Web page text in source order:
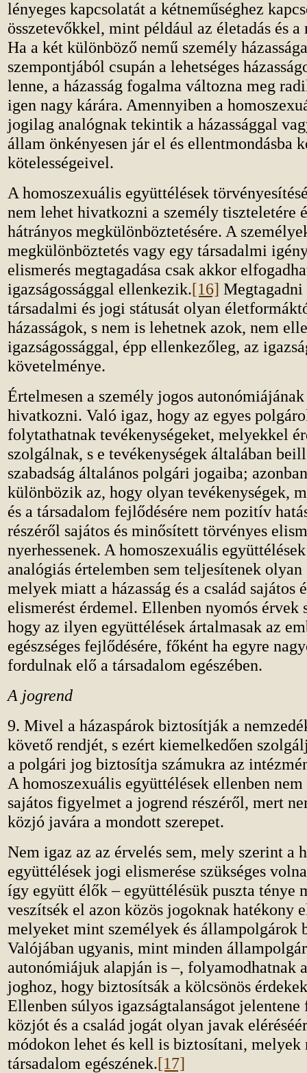
lényeges kapcsolatát a kétneműséghez
összetevőkkel, mint például az életadás és a
Ha a két különböző nemű személy
szempontjából csupán a lehetséges
lenne, a házasság fogalma változna meg
igen nagy kárára. Amennyiben a
jogilag analógnak tekintik a házassággal
állam önkényesen jár el és ellentmondásba
kötelességeivel.
A homoszexuális együttélések
nem lehet hivatkozni a személy tiszteletére
hátrányos megkülönböztetésére. A
megkülönböztetés vagy egy társadalmi
elismerés megtagadása csak akkor
igazságossággal ellenkezik.[16] Megtagadni
társadalmi és jogi státusát olyan
házasságok, s nem is lehetnek azok, nem
igazságossággal, épp ellenkezőleg, az
követelménye.
Értelmesen a személy jogos
hivatkozni. Való igaz, hogy az egyes
folytathatnak tevékenységeket, melyekkel
szolgálnak, s e tevékenységek általában
szabadság általános polgári jogaiba;
különbözik az, hogy olyan tevékenységek,
és a társadalom fejlődésére nem pozitív
részéről sajátos és minősített törvényes
nyerhessenek. A homoszexuális
analógiás értelemben sem teljesítenek
melyek miatt a házasság és a család sajátos
elismerést érdemel. Ellenben nyomós érvek
hogy az ilyen együttélések ártalmasak az
egészséges fejlődésére, főként ha egyre
fordulnak elő a társadalom egészében.
A jogrend
9. Mivel a házaspárok biztosítják a
követő rendjét, s ezért kiemelkedően
a polgári jog biztosítja számukra az
A homoszexuális együttélések ellenben
sajátos figyelmet a jogrend részéről, mert
közjó javára a mondott szerepet.
Nem igaz az az érvelés sem, mely szerint a
együttélések jogi elismerése szükséges
így együtt élők – együttélésük puszta ténye
veszítsék el azon közös jogoknak hatékony
melyeket mint személyek és állampolgárok
Valójában ugyanis, mint minden
autonómiájuk alapján is –, folyamodhatnak
joghoz, hogy biztosítsák a kölcsönös
Ellenben súlyos igazságtalanságot
közjót és a család jogát olyan javak
módokon lehet és kell is biztosítani, melyek
társadalom egészének.[17]